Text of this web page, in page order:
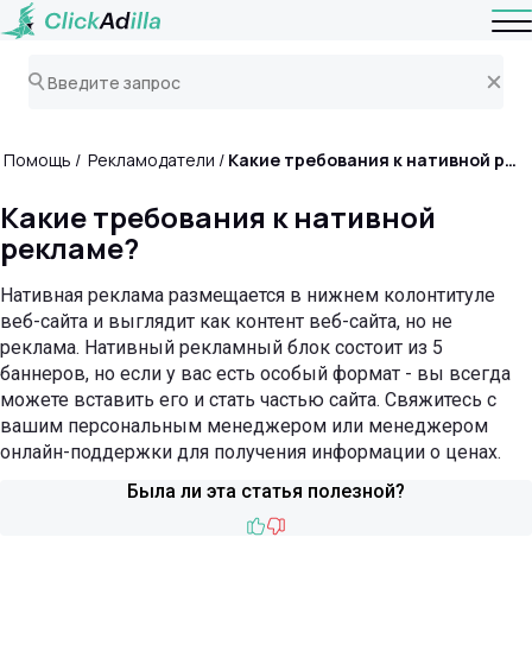
Помощь Рекламодатели Какие требования к нативной рекламе?
Какие требования к нативной
рекламе?
Нативная реклама размещается в нижнем колонтитуле
веб-сайта и выглядит как контент веб-сайта, но не
реклама. Нативный рекламный блок состоит из 5
баннеров, но если у вас есть особый формат - вы всегда
можете вставить его и стать частью сайта. Свяжитесь с
вашим персональным менеджером или менеджером
онлайн-поддержки для получения информации о ценах.
Была ли эта статья полезной?
LikeDislike